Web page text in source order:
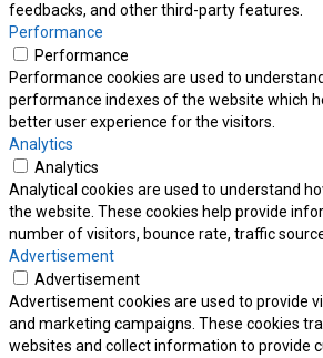
feedbacks, and other third-party features.
Performance
Performance
Performance cookies are used to
performance indexes of the website which
better user experience for the visitors.
Analytics
Analytics
Analytical cookies are used to understand
the website. These cookies help provide
number of visitors, bounce rate, traffic
Advertisement
Advertisement
Advertisement cookies are used to provide
and marketing campaigns. These cookies
websites and collect information to provide